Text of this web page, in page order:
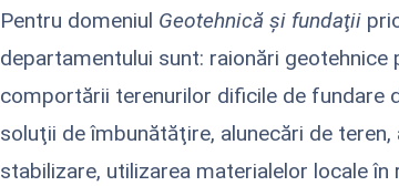
Pentru domeniul Geotehnică şi fundaţii
departamentului sunt: raionări
comportării terenurilor dificile de fundare
soluţii de îmbunătăţire, alunecări de
stabilizare, utilizarea materialelor locale